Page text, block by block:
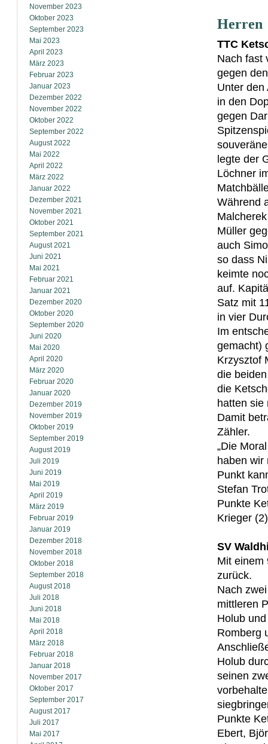
November 2023
Oktober 2023
September 2023
Mai 2023
April 2023
März 2023
Februar 2023
Januar 2023
Dezember 2022
November 2022
Oktober 2022
September 2022
August 2022
Mai 2022
April 2022
März 2022
Januar 2022
Dezember 2021
November 2021
Oktober 2021
September 2021
August 2021
Juni 2021
Mai 2021
Februar 2021
Januar 2021
Dezember 2020
Oktober 2020
September 2020
Juni 2020
Mai 2020
April 2020
März 2020
Februar 2020
Januar 2020
Dezember 2019
November 2019
Oktober 2019
September 2019
August 2019
Juli 2019
Juni 2019
Mai 2019
April 2019
März 2019
Februar 2019
Januar 2019
Dezember 2018
November 2018
Oktober 2018
September 2018
August 2018
Juli 2018
Juni 2018
Mai 2018
April 2018
März 2018
Februar 2018
Januar 2018
November 2017
Oktober 2017
September 2017
August 2017
Juli 2017
Mai 2017
Herren
TTC
Nach fast
gegen
Unter den
in den
gegen
legte der
Löchner
Während
Müller
auch
so dass
keimte
auf.
Satz mit
in vier
Im
gemacht)
Krzysztof
die
die
hatten sie
Damit
Zähler.
„Die
haben wir
Punkt
Stefan
Punkte
Krieger
SV
Mit einem
zurück.
Nach
mittleren
Holub
Romberg
Holub
seinen
Punkte
Ebert,